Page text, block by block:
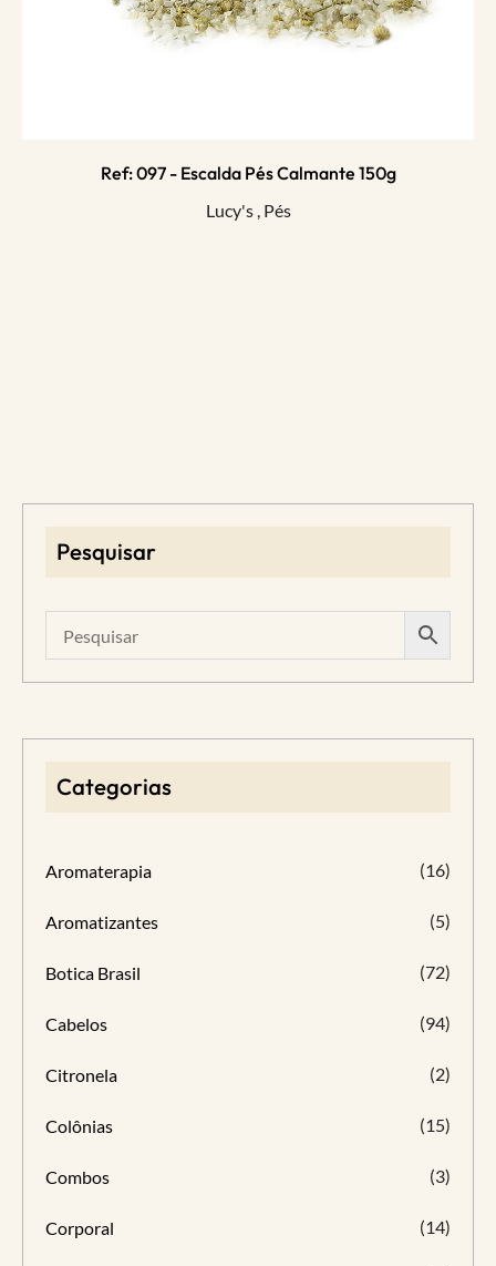
Ref: 097 - Escalda Pés Calmante 150g
Lucy's , Pés
Pesquisar
Categorias
Aromaterapia (16)
Aromatizantes (5)
Botica Brasil (72)
Cabelos (94)
Citronela (2)
Colônias (15)
Combos (3)
Corporal (14)